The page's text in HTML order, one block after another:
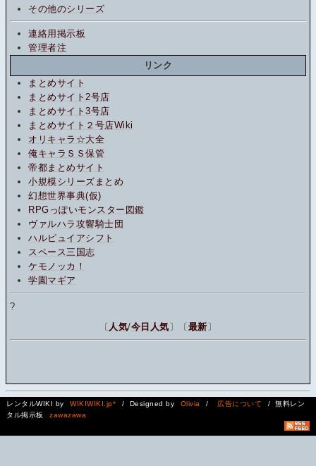
その他のシリーズ
連絡用掲示板
管理者注
リンク
まとめサイト
まとめサイト2号店
まとめサイト3号店
まとめサイト２号店Wiki
オリキャラ☆大全
俺キャラＳＳ保管
帝都まとめサイト
小規模シリーズまとめ
幻想世界事典(仮)
RPGっぽいモンスター図鑑
ヴァルハラ攻響騎士団
ハルピュイアシフト
スペース三国志
ケモノッカ！
学園マギア
?
〔 人気/今日人気 〕〔 最新 〕
レンタルWIKI by WIKIWIKI.jp* / Designed by Olivia / 広告について
/ 無料レン
タル掲示板
zawazawa